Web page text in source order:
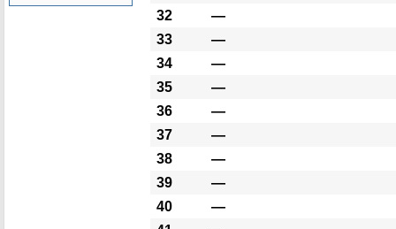
32
―
33
―
34
―
35
―
36
―
37
―
38
―
39
―
40
―